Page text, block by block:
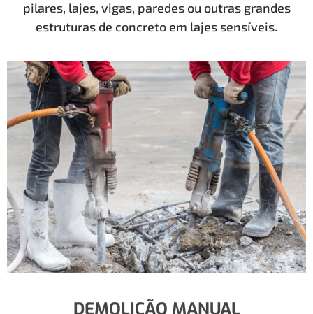
pilares, lajes, vigas, paredes ou outras grandes
estruturas de concreto em lajes sensíveis.
DEMOLIÇÃO MANUAL